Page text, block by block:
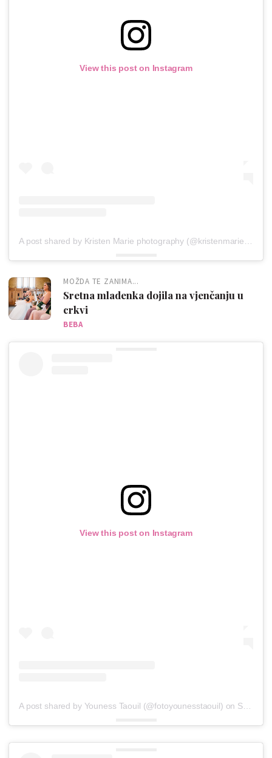
View this post on Instagram
A post shared by Kristen Marie photography (@kristenmariephotog)
MOŽDA TE ZANIMA...
Sretna mladenka dojila na vjenčanju u
crkvi
BEBA
View this post on Instagram
A post shared by Youness Taouil (@fotoyounesstaouil) on Sep 18, 2018 at 12:37pm PDT